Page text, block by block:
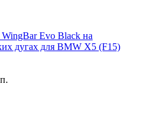
Evo Black на
дугах для BMW X5 (F15)